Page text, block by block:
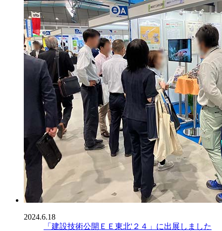
2024.6.18
「建設技術公開ＥＥ東北'２４」に出展しました